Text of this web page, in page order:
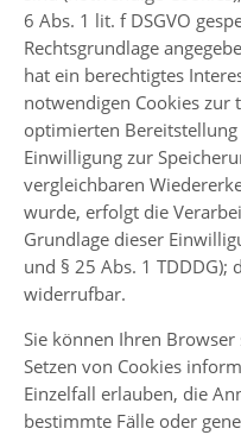
6 Abs. 1 lit. f DSGVO
Rechtsgrundlage
hat ein berechtigtes
notwendigen Cookies zur
optimierten
Einwilligung zur
vergleichbaren
wurde, erfolgt die
Grundlage dieser
und § 25 Abs. 1
widerrufbar.
Sie können Ihren Browser
Setzen von Cookies
Einzelfall erlauben, die
bestimmte Fälle oder